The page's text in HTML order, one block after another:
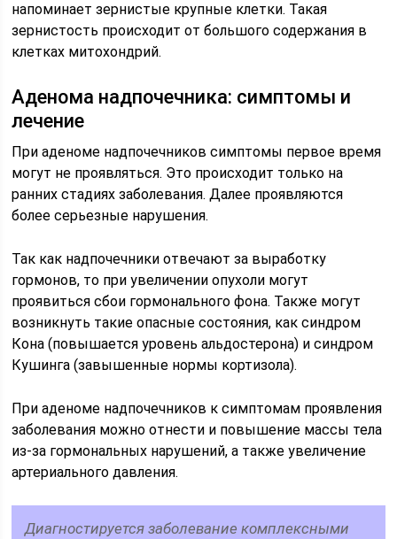
напоминает зернистые крупные клетки. Такая
зернистость происходит от большого содержания в
клетках митохондрий.
Аденома надпочечника: симптомы и
лечение
При аденоме надпочечников симптомы первое время
могут не проявляться. Это происходит только на
ранних стадиях заболевания. Далее проявляются
более серьезные нарушения.
Так как надпочечники отвечают за выработку
гормонов, то при увеличении опухоли могут
проявиться сбои гормонального фона. Также могут
возникнуть такие опасные состояния, как синдром
Кона (повышается уровень альдостерона) и синдром
Кушинга (завышенные нормы кортизола).
При аденоме надпочечников к симптомам проявления
заболевания можно отнести и повышение массы тела
из-за гормональных нарушений, а также увеличение
артериального давления.
Диагностируется заболевание комплексными